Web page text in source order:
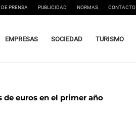
PRENSA PUBLICIDAD NORMAS CONTACTO
EMPRESAS SOCIEDAD TURISMO
euros en el primer año